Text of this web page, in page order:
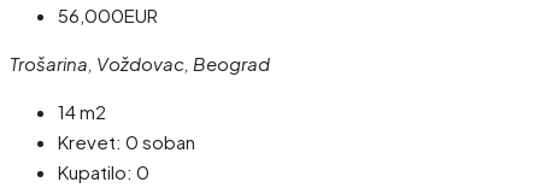
56,000EUR
Trošarina, Voždovac, Beograd
14 m2
Krevet: 0 soban
Kupatilo: 0